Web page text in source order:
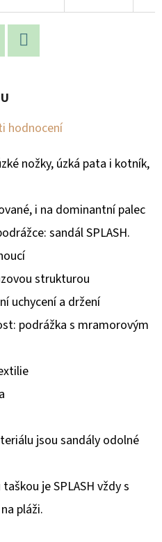
hodnocení
nožky, úzká pata i kotník,
i na dominantní palec
sandál SPLASH.
strukturou
uchycení a držení
podrážka s mramorovým
jsou sandály odolné
je SPLASH vždy s
pláži.